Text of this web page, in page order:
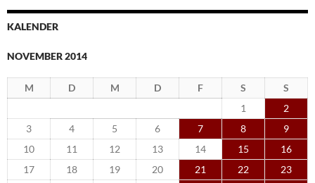
KALENDER
NOVEMBER 2014
M D M D F S
S
1
2
3
4 5 6 7 8
9
10
11 12 13 14 15
16
17
18 19 20 21 22
23